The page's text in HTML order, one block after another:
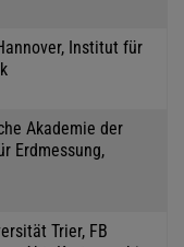
Institut für
Akademie der
Erdmessung,
Trier, FB